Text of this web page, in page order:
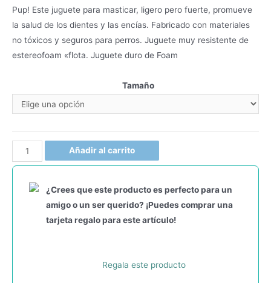
Pup! Este juguete para masticar, ligero pero fuerte, promueve
la salud de los dientes y las encías. Fabricado con materiales
no tóxicos y seguros para perros. Juguete muy resistente de
estereofoam «flota. Juguete duro de Foam
Tamaño
Añadir al carrito
¿Crees que este producto es perfecto para un
amigo o un ser querido? ¡Puedes comprar una
tarjeta regalo para este artículo!
Regala este producto